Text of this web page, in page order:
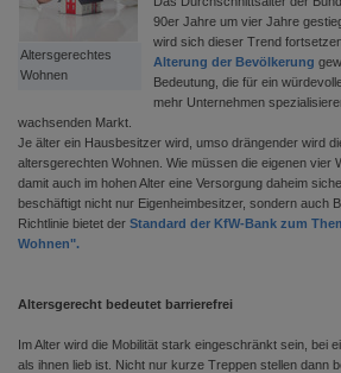
Altersgerechtes
Wohnen
90er Jahre um vier Jahre
wird sich dieser Trend
Alterung der Bevölkerung
Bedeutung, die für ein
mehr Unternehmen
wachsenden Markt.
Je älter ein Hausbesitzer wird, umso drängender wird
altersgerechten Wohnen. Wie müssen die eigenen vier
damit auch im hohen Alter eine Versorgung daheim
beschäftigt nicht nur Eigenheimbesitzer, sondern auch
Richtlinie bietet der Standard der KfW-Bank zum
Wohnen".
Altersgerecht bedeutet barrierefrei
Im Alter wird die Mobilität stark eingeschränkt sein, bei
als ihnen lieb ist. Nicht nur kurze Treppen stellen dann